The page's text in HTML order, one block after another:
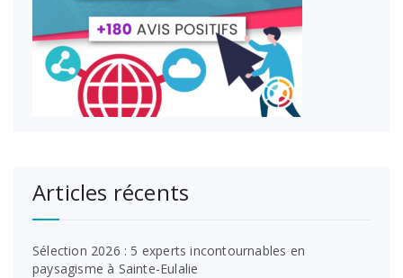
Articles récents
Sélection 2026 : 5 experts incontournables en
paysagisme à Sainte-Eulalie